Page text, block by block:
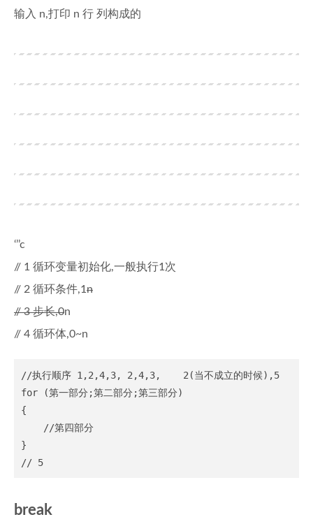
输入 n,打印 n 行 列构成的
‘’’c
// 1 循环变量初始化,一般执行1次
// 2 循环条件,1 n
// 3 步长,0n
// 4 循环体,0~n
//执行顺序 1,2,4,3, 2,4,3,    2(当不成立的时候),5
for (第一部分;第二部分;第三部分)
{
    //第四部分
}
break